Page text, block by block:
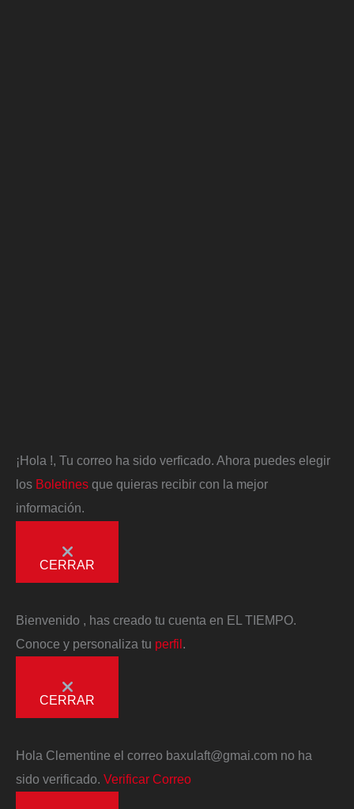
¡Hola !, Tu correo ha sido verficado. Ahora puedes elegir
los Boletines que quieras recibir con la mejor
información.
CERRAR
Bienvenido
, has creado tu cuenta en EL TIEMPO.
Conoce y personaliza tu perfil
CERRAR
Hola Clementine el correo baxulaft@gmai.com no ha
sido verificado. Verificar Correo